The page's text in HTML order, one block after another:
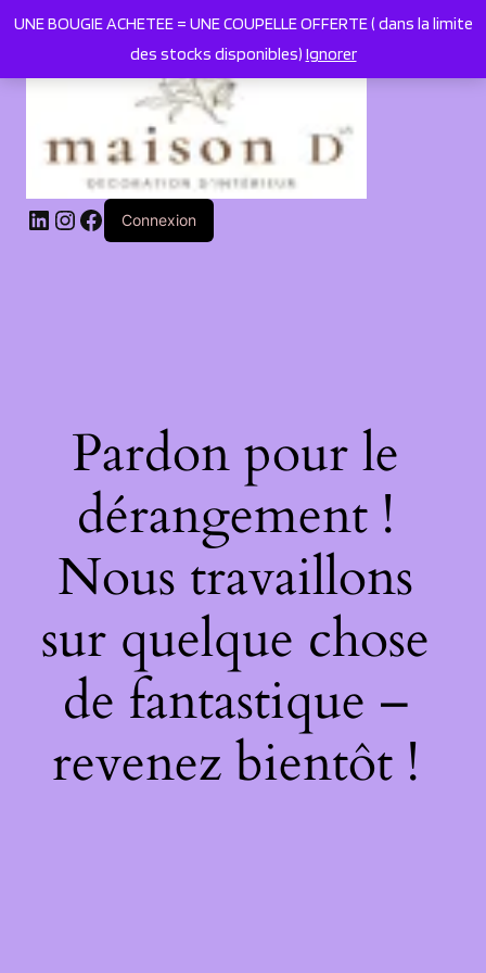
UNE BOUGIE ACHETEE = UNE COUPELLE OFFERTE ( dans la limite
des stocks disponibles) Ignorer
LinkedIn
Instagram
Facebook
Connexion
Pardon pour le
dérangement !
Nous travaillons
sur quelque chose
de fantastique –
revenez bientôt !